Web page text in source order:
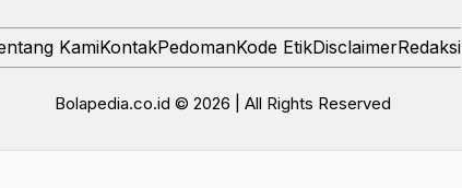
KamiKontakPedomanKode EtikDisclaimerRedaksi
Bolapedia.co.id © 2026 | All Rights Reserved